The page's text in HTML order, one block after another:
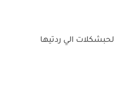
الي ردتيها